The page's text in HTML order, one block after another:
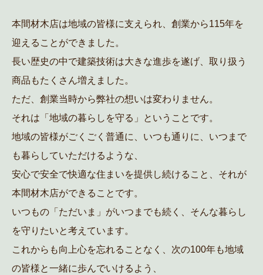
本間材木店は地域の皆様に支えられ、創業から115年を
迎えることができました。
長い歴史の中で建築技術は大きな進歩を遂げ、取り扱う
商品もたくさん増えました。
ただ、創業当時から弊社の想いは変わりません。
それは「地域の暮らしを守る」ということです。
地域の皆様がごくごく普通に、いつも通りに、いつまで
も暮らしていただけるような、
安心で安全で快適な住まいを提供し続けること、それが
本間材木店ができることです。
いつもの「ただいま」がいつまでも続く、そんな暮らし
を守りたいと考えています。
これからも向上心を忘れることなく、次の100年も地域
の皆様と一緒に歩んでいけるよう、